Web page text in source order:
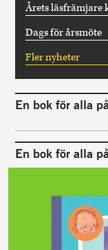
Årets läsfrämjare
Dags för årsmöte
Fler nyheter
En bok för alla
En bok för alla